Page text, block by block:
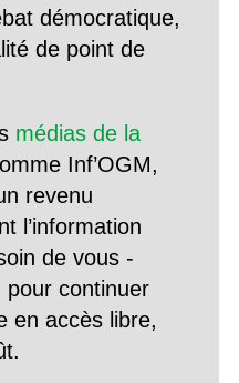
démocratique,
de point de
médias de la
Inf’OGM,
revenu
l’information
de vous -
pour continuer
en accès libre,